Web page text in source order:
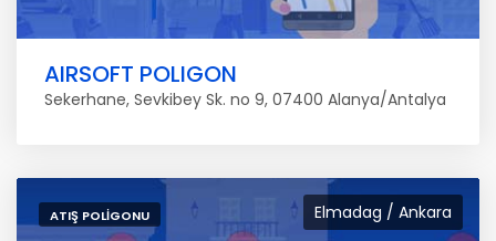
AIRSOFT POLIGON
Sekerhane, Sevkibey Sk. no 9, 07400 Alanya/Antalya
Elmadag / Ankara
ATIŞ POLIGONU